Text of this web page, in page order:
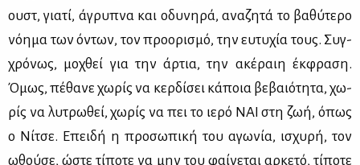
ουστ, για­τί, άγρυ­πνα και οδυ­νη­ρά, ανα­ζη­τά το βα­θύ­τε­ρο
νό­η­μα των όντων, τον προ­ο­ρι­σμό, την ευ­τυ­χία τους. Συγ­
χρό­νως, μο­χθεί για την άρ­τια, την ακέ­ραιη έκ­φρα­ση.
Όμως, πέ­θα­νε χω­ρίς να κερ­δί­σει κά­ποια βε­βαιό­τη­τα, χω­
ρίς να λυ­τρω­θεί, χω­ρίς να πει το ιε­ρό ΝΑΙ στη ζωή, όπως
ο Νί­τσε. Επει­δή η προ­σω­πι­κή του αγω­νία, ισχυ­ρή, τον
ωθού­σε, ώστε τί­πο­τε να μην του φαί­νε­ται αρ­κε­τό, τί­πο­τε